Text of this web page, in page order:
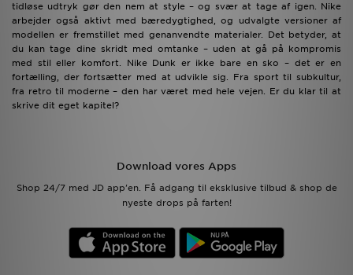
tidløse udtryk gør den nem at style – og svær at tage af igen. Nike
arbejder også aktivt med bæredygtighed, og udvalgte versioner af
modellen er fremstillet med genanvendte materialer. Det betyder, at
du kan tage dine skridt med omtanke – uden at gå på kompromis
med stil eller komfort. Nike Dunk er ikke bare en sko – det er en
fortælling, der fortsætter med at udvikle sig. Fra sport til subkultur,
fra retro til moderne – den har været med hele vejen. Er du klar til at
skrive dit eget kapitel?
Download vores Apps
Shop 24/7 med JD app'en. Få adgang til eksklusive tilbud & shop de
nyeste drops på farten!